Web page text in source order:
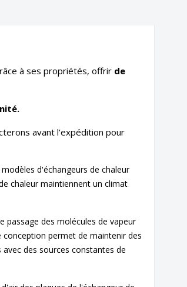
à ses propriétés, offrir de
avant l’expédition pour
d'échangeurs de chaleur
chaleur maintiennent un climat
passage des molécules de vapeur
conception permet de maintenir des
des sources constantes de